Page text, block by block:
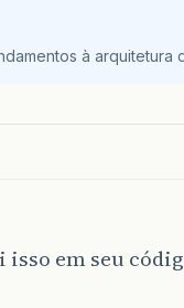
à arquitetura
isso em seu